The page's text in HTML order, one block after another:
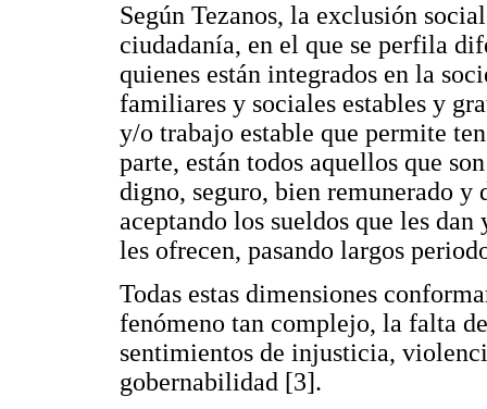
Según Tezanos, la exclusión
ciudadanía, en el que se perfila
quienes están integrados en la
familiares y sociales estables y
y/o trabajo estable que permite
parte, están todos aquellos que
digno, seguro, bien remunerado y
aceptando los sueldos que les
les ofrecen, pasando largos
Todas estas dimensiones
fenómeno tan complejo, la falta
sentimientos de injusticia,
gobernabilidad [3].